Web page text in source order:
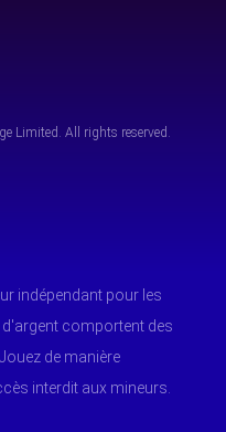
Limited. All rights reserved.
indépendant pour les
comportent des
de manière
interdit aux mineurs.